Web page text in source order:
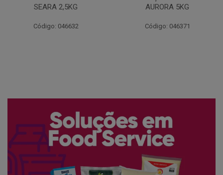
AURORA 5KG
Código: 046371
FATIADO PAKAN 200G
Código: 061522